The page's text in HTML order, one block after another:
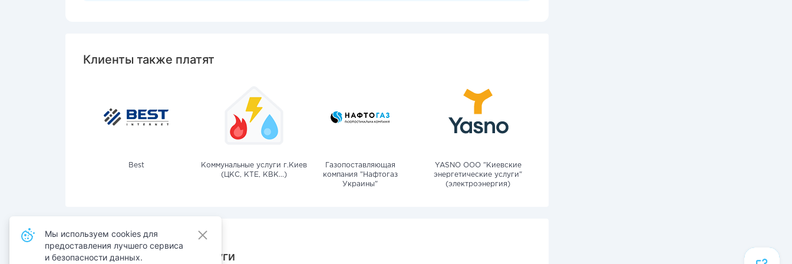
Клиенты также платят
Best
Коммунальные услуги г.Киев
(ЦКС, КТЕ, КВК...)
Газопоставляющая
компания "Нафтогаз
Украины"
YASNO OOO "Киевские
энергетические услуги"
(электроэнергия)
Также оплачивают услуги
Мы используем cookies для
предоставления лучшего сервиса
и безопасности данных.